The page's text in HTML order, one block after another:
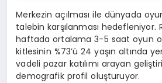
Merkezin açılması ile dünyada
talebin karşılanması hedefleniyor.
haftada ortalama 3-5 saat oyun
kitlesinin %73’ü 24 yaşın altında
vadeli pazar katılımı arayan
demografik profil oluşturuyor.